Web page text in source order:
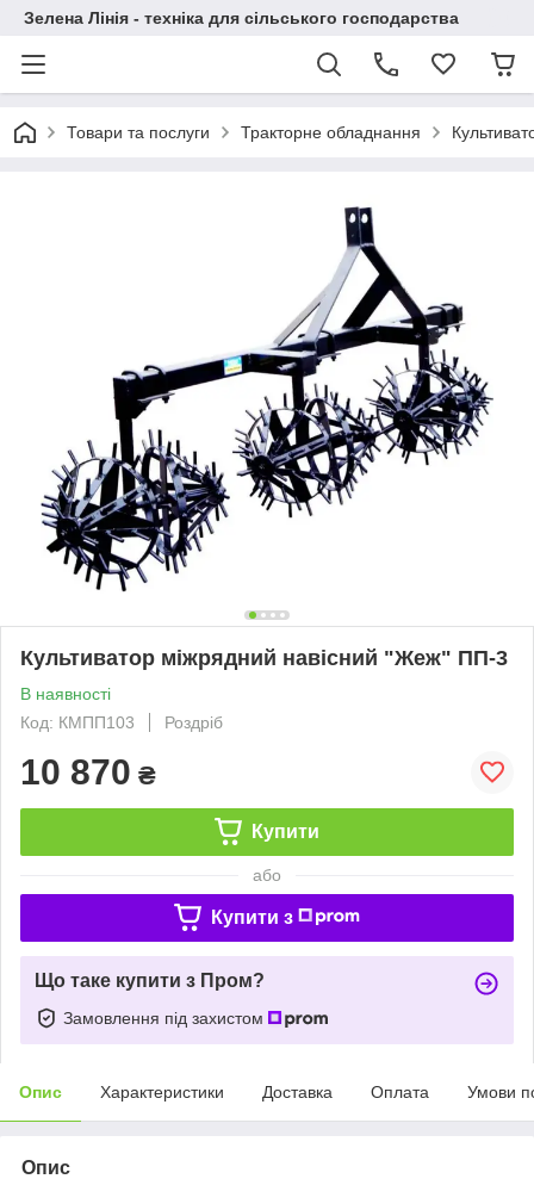
Зелена Лінія - техніка для сільського господарства
Товари та послуги Тракторне обладнання
Культиватор міжрядний навісний "Жеж" ПП-3
В наявності
Код: КМПП103
Роздріб
10 870 ₴
Купити
або
Купити з
Що таке купити з Пром?
Замовлення під захистом
Опис Характеристики Доставка Оплата Умови
Опис